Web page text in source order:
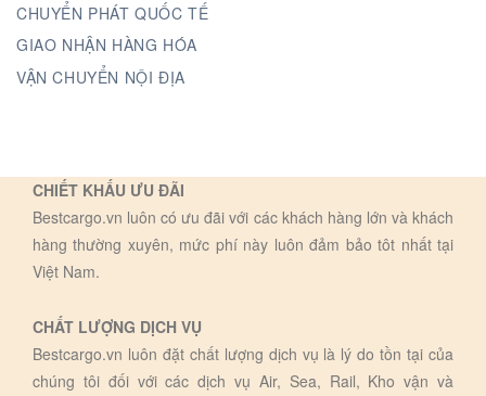
CHUYỂN PHÁT QUỐC TẾ
GIAO NHẬN HÀNG HÓA
VẬN CHUYỂN NỘI ĐỊA
CHIẾT KHẤU ƯU ĐÃI
Bestcargo.vn luôn có ưu đãi với các khách hàng lớn và khách
hàng thường xuyên, mức phí này luôn đảm bảo tôt nhất tại
Việt Nam.
CHẤT LƯỢNG DỊCH VỤ
Bestcargo.vn luôn đặt chất lượng dịch vụ là lý do tồn tại của
chúng tôi đối với các dịch vụ Air, Sea, Rail, Kho vận và